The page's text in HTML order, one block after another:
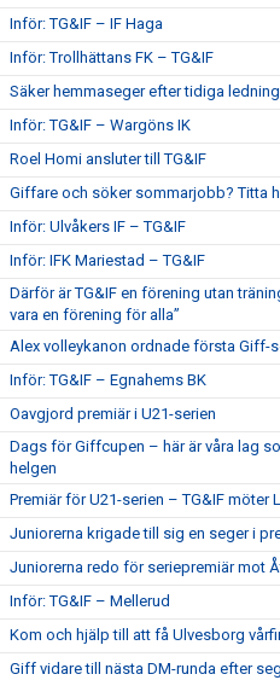
Inför: TG&IF – IF Haga
Inför: Trollhättans FK – TG&IF
Säker hemmaseger efter tidiga
Inför: TG&IF – Wargöns IK
Roel Homi ansluter till TG&IF
Giffare och söker sommarjobb? Titta
Inför: Ulvåkers IF – TG&IF
Inför: IFK Mariestad – TG&IF
Därför är TG&IF en förening utan
vara en förening för alla”
Alex volleykanon ordnade första Giff-
Inför: TG&IF – Egnahems BK
Oavgjord premiär i U21-serien
Dags för Giffcupen – här är våra lag
helgen
Premiär för U21-serien – TG&IF möter
Juniorerna krigade till sig en seger i
Juniorerna redo för seriepremiär mot
Inför: TG&IF – Mellerud
Kom och hjälp till att få Ulvesborg
Giff vidare till nästa DM-runda efter